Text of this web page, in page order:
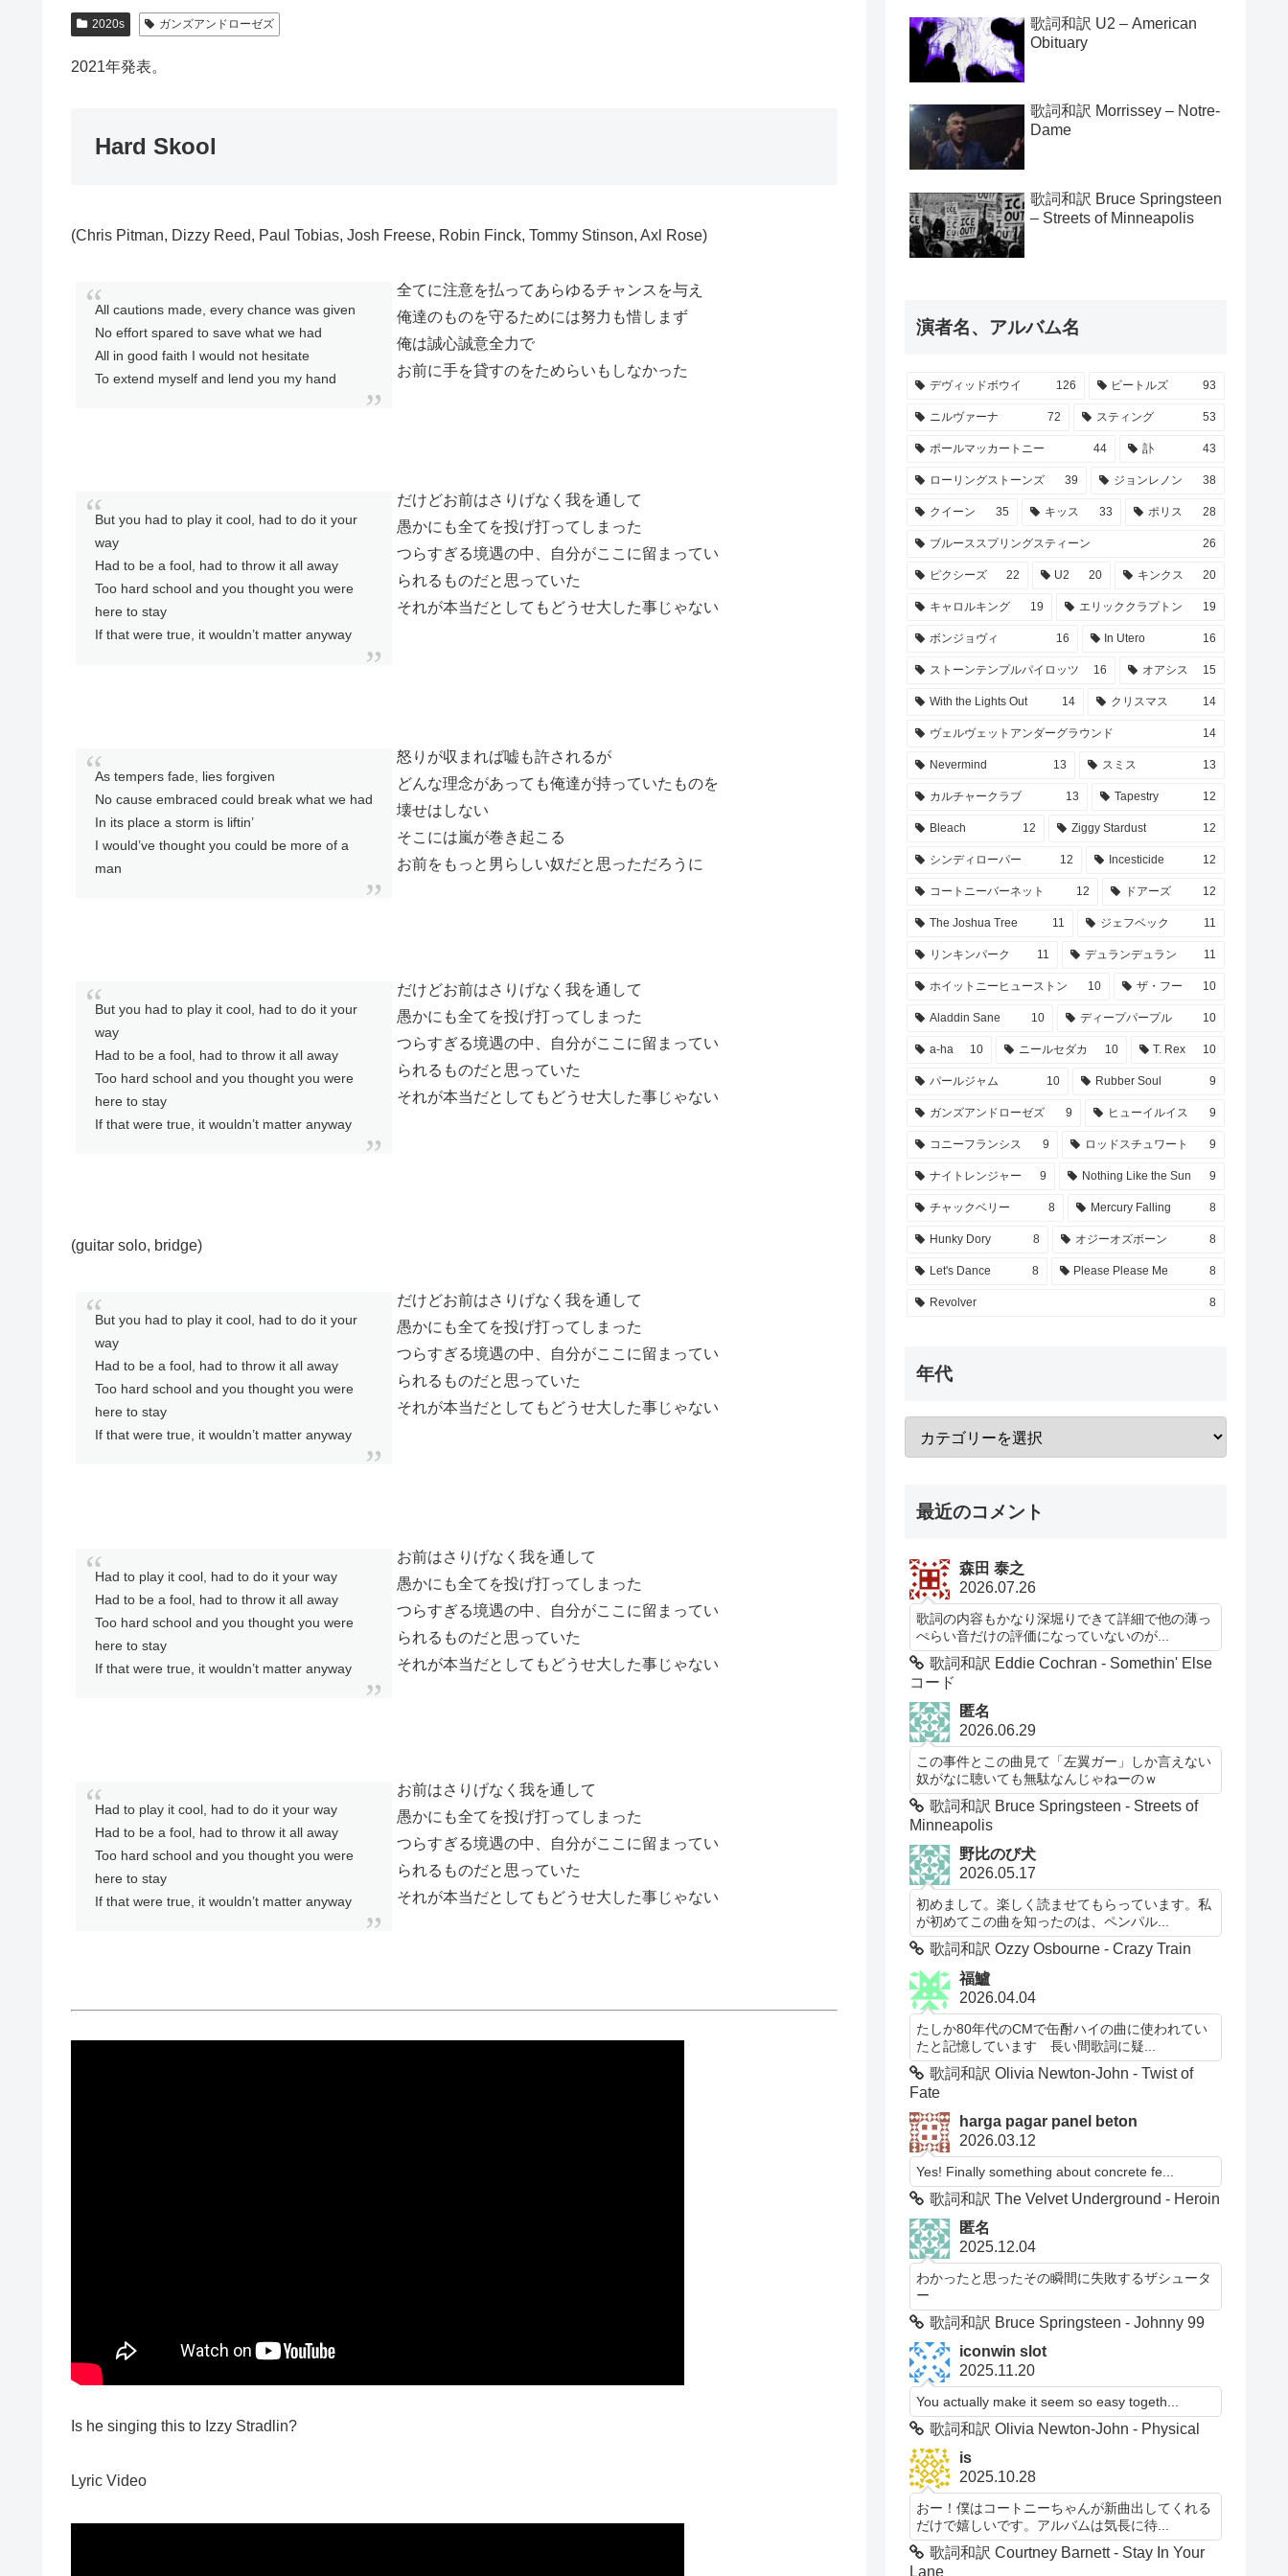
2020s ガンズアンドローゼズ
2021年発表。
Hard Skool
(Chris Pitman, Dizzy Reed, Paul Tobias, Josh Freese, Robin Finck, Tommy Stinson, Axl Rose)
All cautions made, every chance was given
No effort spared to save what we had
All in good faith I would not hesitate
To extend myself and lend you my hand
全てに注意を払ってあらゆるチャンスを与え
俺達のものを守るためには努力も惜しまず
俺は誠心誠意全力で
お前に手を貸すのをためらいもしなかった
But you had to play it cool, had to do it your
way
Had to be a fool, had to throw it all away
Too hard school and you thought you were
here to stay
If that were true, it wouldn’t matter anyway
だけどお前はさりげなく我を通して
愚かにも全てを投げ打ってしまった
つらすぎる境遇の中、自分がここに留まってい
られるものだと思っていた
それが本当だとしてもどうせ大した事じゃない
As tempers fade, lies forgiven
No cause embraced could break what we had
In its place a storm is liftin’
I would’ve thought you could be more of a
man
怒りが収まれば嘘も許されるが
どんな理念があっても俺達が持っていたものを
壊せはしない
そこには嵐が巻き起こる
お前をもっと男らしい奴だと思っただろうに
But you had to play it cool, had to do it your
way
Had to be a fool, had to throw it all away
Too hard school and you thought you were
here to stay
If that were true, it wouldn’t matter anyway
だけどお前はさりげなく我を通して
愚かにも全てを投げ打ってしまった
つらすぎる境遇の中、自分がここに留まってい
られるものだと思っていた
それが本当だとしてもどうせ大した事じゃない
(guitar solo, bridge)
But you had to play it cool, had to do it your
way
Had to be a fool, had to throw it all away
Too hard school and you thought you were
here to stay
If that were true, it wouldn’t matter anyway
だけどお前はさりげなく我を通して
愚かにも全てを投げ打ってしまった
つらすぎる境遇の中、自分がここに留まってい
られるものだと思っていた
それが本当だとしてもどうせ大した事じゃない
Had to play it cool, had to do it your way
Had to be a fool, had to throw it all away
Too hard school and you thought you were
here to stay
If that were true, it wouldn’t matter anyway
お前はさりげなく我を通して
愚かにも全てを投げ打ってしまった
つらすぎる境遇の中、自分がここに留まってい
られるものだと思っていた
それが本当だとしてもどうせ大した事じゃない
Had to play it cool, had to do it your way
Had to be a fool, had to throw it all away
Too hard school and you thought you were
here to stay
If that were true, it wouldn’t matter anyway
お前はさりげなく我を通して
愚かにも全てを投げ打ってしまった
つらすぎる境遇の中、自分がここに留まってい
られるものだと思っていた
それが本当だとしてもどうせ大した事じゃない
Is he singing this to Izzy Stradlin?
Lyric Video
歌詞和訳 U2 – American
Obituary
歌詞和訳 Morrissey – Notre-
Dame
歌詞和訳 Bruce Springsteen
– Streets of Minneapolis
演者名、アルバム名
デヴィッドボウイ 126 ビートルズ 93
ニルヴァーナ 72 スティング 53
ポールマッカートニー 44 訃 43
ローリングストーンズ 39 ジョンレノン 38
クイーン 35 キッス 33 ポリス 28
ブルーススプリングスティーン 26
ピクシーズ 22 U2 20 キンクス 20
キャロルキング 19 エリッククラプトン 19
ボンジョヴィ 16 In Utero 16
ストーンテンプルパイロッツ 16 オアシス 15
With the Lights Out 14 クリスマス 14
ヴェルヴェットアンダーグラウンド 14
Nevermind 13 スミス 13
カルチャークラブ 13 Tapestry 12
Bleach 12 Ziggy Stardust 12
シンディローパー 12 Incesticide 12
コートニーバーネット 12 ドアーズ 12
The Joshua Tree 11 ジェフベック 11
リンキンパーク 11 デュランデュラン 11
ホイットニーヒューストン 10 ザ・フー 10
Aladdin Sane 10 ディープパープル 10
a-ha 10 ニールセダカ 10 T. Rex 10
パールジャム 10 Rubber Soul 9
ガンズアンドローゼズ 9 ヒューイルイス 9
コニーフランシス 9 ロッドスチュワート 9
ナイトレンジャー 9 Nothing Like the Sun 9
チャックベリー 8 Mercury Falling 8
Hunky Dory 8 オジーオズボーン 8
Let's Dance 8 Please Please Me 8
Revolver 8
年代
最近のコメント
森田 泰之
2026.07.26
歌詞の内容もかなり深堀りできて詳細で他の薄っ
ぺらい音だけの評価になっていないのが...
歌詞和訳 Eddie Cochran - Somethin' Else
コード
匿名
2026.06.29
この事件とこの曲見て「左翼ガー」しか言えない
奴がなに聴いても無駄なんじゃねーのｗ
歌詞和訳 Bruce Springsteen - Streets of
Minneapolis
野比のび犬
2026.05.17
初めまして。楽しく読ませてもらっています。私
が初めてこの曲を知ったのは、ペンパル...
歌詞和訳 Ozzy Osbourne - Crazy Train
福鱸
2026.04.04
たしか80年代のCMで缶酎ハイの曲に使われてい
たと記憶しています 長い間歌詞に疑...
歌詞和訳 Olivia Newton-John - Twist of
Fate
harga pagar panel beton
2026.03.12
Yes! Finally something about concrete fe...
歌詞和訳 The Velvet Underground - Heroin
匿名
2025.12.04
わかったと思ったその瞬間に失敗するザシュータ
ー
歌詞和訳 Bruce Springsteen - Johnny 99
iconwin slot
2025.11.20
You actually make it seem so easy togeth...
歌詞和訳 Olivia Newton-John - Physical
is
2025.10.28
おー！僕はコートニーちゃんが新曲出してくれる
だけで嬉しいです。アルバムは気長に待...
歌詞和訳 Courtney Barnett - Stay In Your
Lane